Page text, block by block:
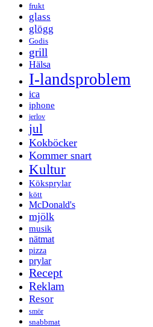
frukt
glass
glögg
Godis
grill
Hälsa
I-landsproblem
ica
iphone
jerlov
jul
Kokböcker
Kommer snart
Kultur
Köksprylar
kött
McDonald's
mjölk
musik
nätmat
pizza
prylar
Recept
Reklam
Resor
smör
snabbmat